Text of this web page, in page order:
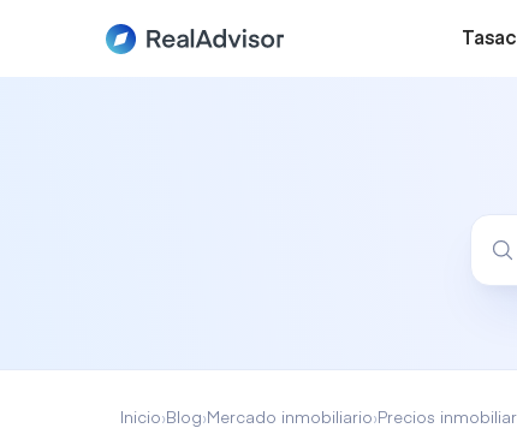
Inicio› Blog› Mercado inmobiliario› Precios